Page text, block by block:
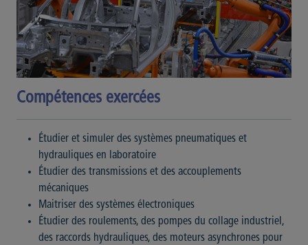
Compétences exercées
Étudier et simuler des systèmes pneumatiques et
hydrauliques en laboratoire
Étudier des transmissions et des accouplements
mécaniques
Maitriser des systèmes électroniques
Étudier des roulements, des pompes du collage industriel,
des raccords hydrauliques, des moteurs asynchrones pour